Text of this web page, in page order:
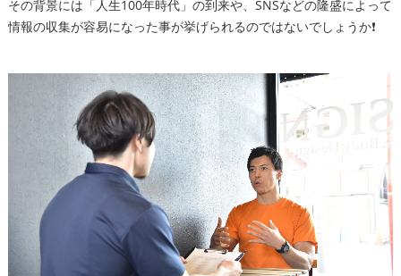
その背景には「人生100年時代」の到来や、SNSなどの隆盛によって
情報の収集が容易になった事が挙げられるのではないでしょうか❗️